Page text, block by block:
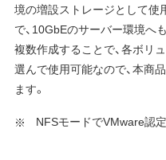
境の増設ストレージとして使
で、10GbEのサーバー環境へ
複数作成することで、各ボリ
選んで使用可能なので、本商
ます。
NFSモードでVMware認